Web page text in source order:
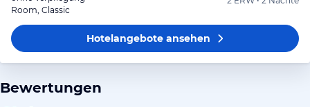
Room, Classic
Hotelangeboteansehen
Bewertungen